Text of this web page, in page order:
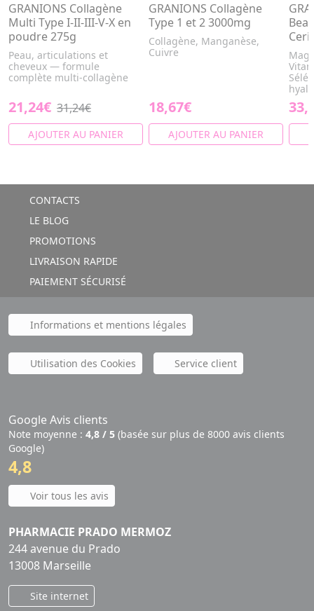
GRANIONS Collagène
Multi Type I-II-III-V-X en
poudre 275g
Peau, articulations et
cheveux — formule
complète multi-collagène
21,24€ 31,24€
AJOUTER AU PANIER
GRANIONS Collagène
Type 1 et 2 3000mg
Collagène, Manganèse,
Cuivre
18,67€
AJOUTER AU PANIER
CONTACTS
LE BLOG
PROMOTIONS
LIVRAISON RAPIDE
PAIEMENT SÉCURISÉ
Informations et mentions légales
Utilisation des Cookies Service client
Google Avis clients
Note moyenne : 4,8 / 5 (basée sur plus de 8000 avis clients
Google)
4,8
Voir tous les avis
PHARMACIE PRADO MERMOZ
244 avenue du Prado
13008 Marseille
Site internet